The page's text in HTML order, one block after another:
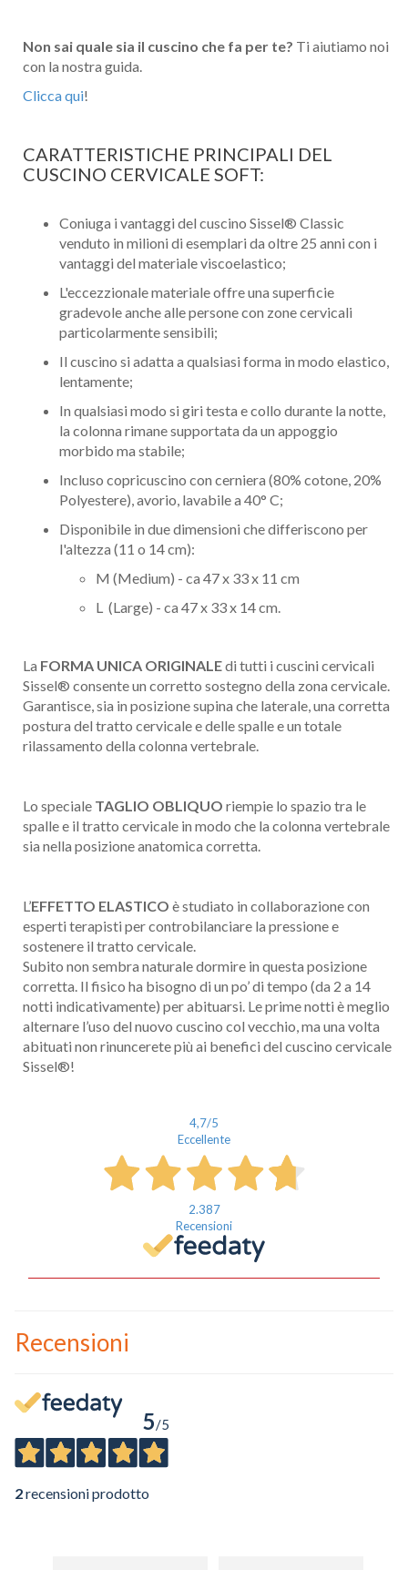
Non sai quale sia il cuscino che fa per te? Ti aiutiamo noi
con la nostra guida.
Clicca qui!
CARATTERISTICHE PRINCIPALI DEL
CUSCINO CERVICALE SOFT:
Coniuga i vantaggi del cuscino Sissel® Classic
venduto in milioni di esemplari da oltre 25 anni con i
vantaggi del materiale viscoelastico;
L'eccezzionale materiale offre una superficie
gradevole anche alle persone con zone cervicali
particolarmente sensibili;
Il cuscino si adatta a qualsiasi forma in modo elastico,
lentamente;
In qualsiasi modo si giri testa e collo durante la notte,
la colonna rimane supportata da un appoggio
morbido ma stabile;
Incluso copricuscino con cerniera (80% cotone, 20%
Polyestere), avorio, lavabile a 40° C;
Disponibile in due dimensioni che differiscono per
l'altezza (11 o 14 cm):
M (Medium) - ca 47 x 33 x 11 cm
L (Large) - ca 47 x 33 x 14 cm.
La FORMA UNICA ORIGINALEdi tutti i cuscini cervicali
Sissel® consente un corretto sostegno della zona cervicale.
Garantisce, sia in posizione supina che laterale, una corretta
postura del tratto cervicale e delle spalle e un totale
rilassamento della colonna vertebrale.
Lo speciale TAGLIO OBLIQUO riempie lo spazio tra le
spalle e il tratto cervicale in modo che la colonna vertebrale
sia nella posizione anatomica corretta.
L’EFFETTO ELASTICO è studiato in collaborazione con
esperti terapisti per controbilanciare la pressione e
sostenere il tratto cervicale.
Subito non sembra naturale dormire in questa posizione
corretta. Il fisico ha bisogno di un po’ di tempo (da 2 a 14
notti indicativamente) per abituarsi. Le prime notti è meglio
alternare l’uso del nuovo cuscino col vecchio, ma una volta
abituati non rinuncerete più ai benefici del cuscino cervicale
Sissel®!
4,7/5
Eccellente
2.387
Recensioni
Recensioni
5/5
2recensioni prodotto